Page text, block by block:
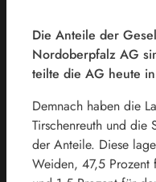
Die Anteile der
Nordoberpfalz AG
teilte die AG heute
Demnach haben die
Tirschenreuth und die
der Anteile. Diese
Weiden, 47,5 Prozent